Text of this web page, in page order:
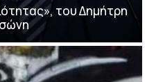
του Δημήτρη